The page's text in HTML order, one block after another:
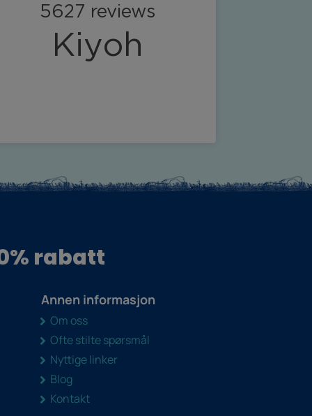
rabatt
Annen informasjon
Om oss
Ofte stilte spørsmål
Nyttige linker
Blog
Kontakt